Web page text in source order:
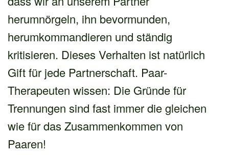
herumnörgeln, ihn bevormunden,
herumkommandieren und ständig
kritisieren. Dieses Verhalten ist natürlich
Gift für jede Partnerschaft. Paar-
Therapeuten wissen: Die Gründe für
Trennungen sind fast immer die gleichen
wie für das Zusammenkommen von
Paaren!